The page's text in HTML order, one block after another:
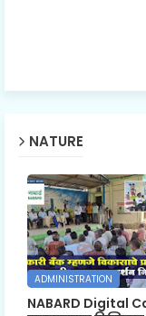
NATURE
ADMINISTRATION
NABARD Digital